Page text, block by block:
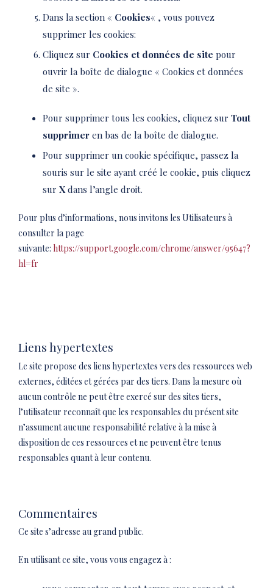
Dans la section « Cookies« , vous pouvez
supprimer les cookies:
Cliquez sur Cookies et données de site pour
ouvrir la boîte de dialogue « Cookies et données
de site ».
Pour supprimer tous les cookies, cliquez sur Tout
supprimer en bas de la boîte de dialogue.
Pour supprimer un cookie spécifique, passez la
souris sur le site ayant créé le cookie, puis cliquez
sur Xdans l’angle droit.
Pour plus d’informations, nous invitons les Utilisateurs à
consulter la page
suivante: https://support.google.com/chrome/answer/95647?
hl=fr
Liens hypertextes
Le site propose des liens hypertextes vers des ressources web
externes, éditées et gérées par des tiers. Dans la mesure où
aucun contrôle ne peut être exercé sur des sites tiers,
l’utilisateur reconnaît que les responsables du présent site
n’assument aucune responsabilité relative à la mise à
disposition de ces ressources et ne peuvent être tenus
responsables quant à leur contenu.
Commentaires
Ce site s’adresse au grand public.
En utilisant ce site, vous vous engagez à :